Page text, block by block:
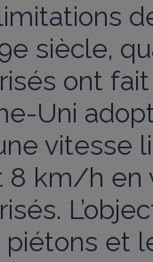
siècle,
ont
Uni
vitesse
8 km/h en
et